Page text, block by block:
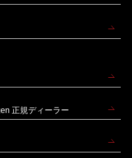
正規ディーラー